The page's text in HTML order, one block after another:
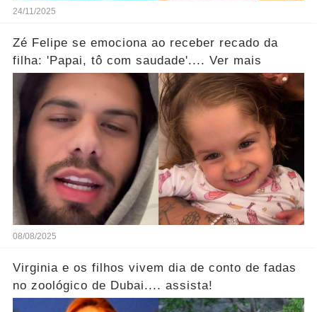
24/11/2025
Zé Felipe se emociona ao receber recado da
filha: 'Papai, tô com saudade'.... Ver mais
08/08/2025
Virginia e os filhos vivem dia de conto de fadas
no zoológico de Dubai.... assista!